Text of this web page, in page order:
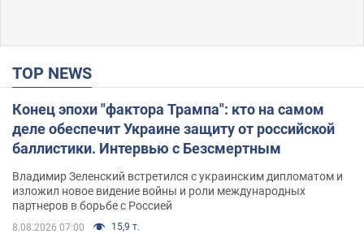
TOP NEWS
Конец эпохи "фактора Трампа": кто на самом
деле обеспечит Украине защиту от российской
баллистики. Интервью с Безсмертным
Владимир Зеленский встретился с украинским дипломатом и
изложил новое видение войны и роли международных
партнеров в борьбе с Россией
8.08.2026 07:00 15,9 т.